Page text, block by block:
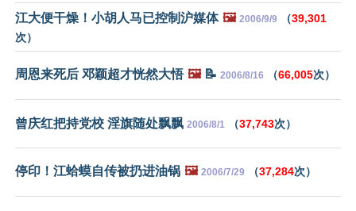
江大便干燥！小胡人马已控制沪媒体 🖼️ 2006/9/9 （39,301
次）
周恩来死后 邓颖超才恍然大悟 🖼️📝 2006/8/16 （66,005次）
曾庆红把持党校 淫旗随处飘飘 2006/8/1 （37,743次）
停印！江蛤蟆自传被扔进油锅 🖼️ 2006/7/29 （37,284次）